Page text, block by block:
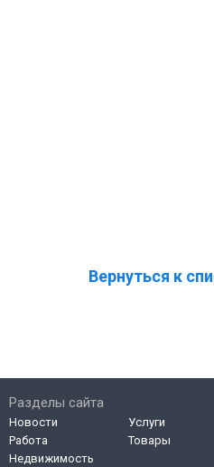
Вернуться к
Разделы сайта
Новости
Работа
Недвижимость
Услуги
Товары